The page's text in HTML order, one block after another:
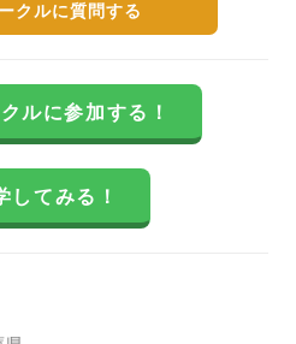
クルに質問する
ルに参加する！
してみる！